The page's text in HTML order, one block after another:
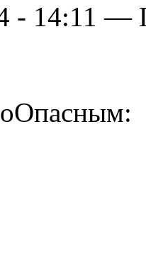
- 14:11 —